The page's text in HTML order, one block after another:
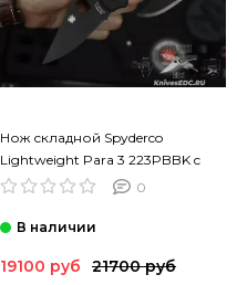
Нож складной Spyderco
Lightweight Para 3 223PBBK c
клинком из стали CTS-BD1,
0
19100 руб 21700 руб